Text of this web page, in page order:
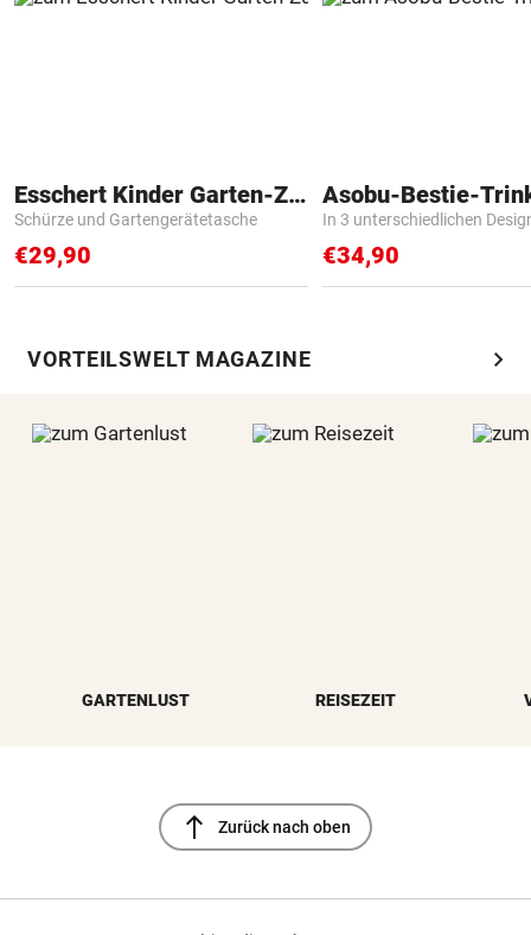
Esschert Kinder Garten-Zubehör
Schürze und Gartengerätetasche
€29,90
Asobu-Bestie-
In 3 unterschiedlichen
€34,90
VORTEILSWELT MAGAZINE chevron_right
GARTENLUST REISEZEIT
north Zurück nach oben